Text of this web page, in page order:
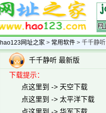
hao123网址之家 > 常用软件 > 千千静听
千千静听 最新版
下载提示：
点这里到 -> 天空下载
点这里到 -> 太平洋下载